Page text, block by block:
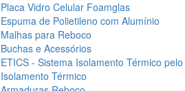
Placa Vidro Celular Foamglas
Espuma de Polietileno com Alumínio
Malhas para Reboco
Buchas e Acessórios
ETICS - Sistema Isolamento Térmico
Isolamento Térmico